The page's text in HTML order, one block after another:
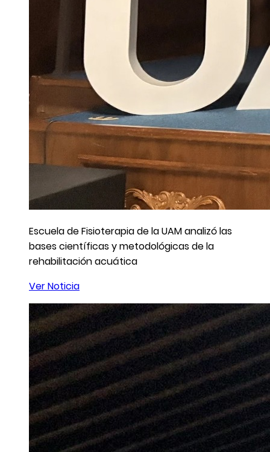
Escuela de Fisioterapia de la UAM analizó las
bases científicas y metodológicas de la
rehabilitación acuática
Ver Noticia